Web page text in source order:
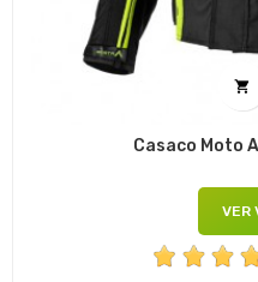

Casaco Moto
VER